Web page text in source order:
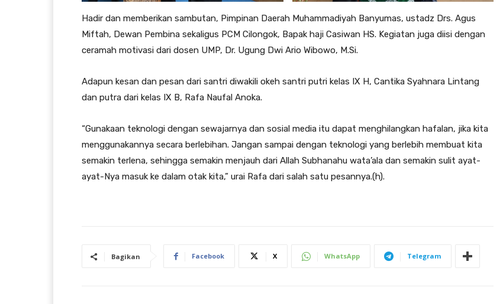
Hadir dan memberikan sambutan, Pimpinan Daerah Muhammadiyah Banyumas, ustadz Drs. Agus
Miftah, Dewan Pembina sekaligus PCM Cilongok, Bapak haji Casiwan HS. Kegiatan juga diisi dengan
ceramah motivasi dari dosen UMP, Dr. Ugung Dwi Ario Wibowo, M.Si.
Adapun kesan dan pesan dari santri diwakili okeh santri putri kelas IX H, Cantika Syahnara Lintang
dan putra dari kelas IX B, Rafa Naufal Anoka.
“Gunakaan teknologi dengan sewajarnya dan sosial media itu dapat menghilangkan hafalan, jika kita
menggunakannya secara berlebihan. Jangan sampai dengan teknologi yang berlebih membuat kita
semakin terlena, sehingga semakin menjauh dari Allah Subhanahu wata’ala dan semakin sulit ayat-
ayat-Nya masuk ke dalam otak kita,” urai Rafa dari salah satu pesannya.(h).
Bagikan Facebook X WhatsApp Telegram